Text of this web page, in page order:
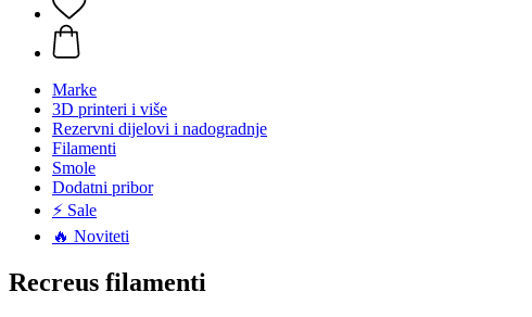
Marke
3D printeri i više
Rezervni dijelovi i nadogradnje
Filamenti
Smole
Dodatni pribor
⚡ Sale
🔥 Noviteti
Recreus filamenti